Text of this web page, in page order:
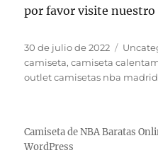
por favor visite nuestro
Publicado
el
30 de julio de 2022
camiseta,camiseta
outlet camisetas nba madrid
Camiseta de NBA Baratas
WordPress